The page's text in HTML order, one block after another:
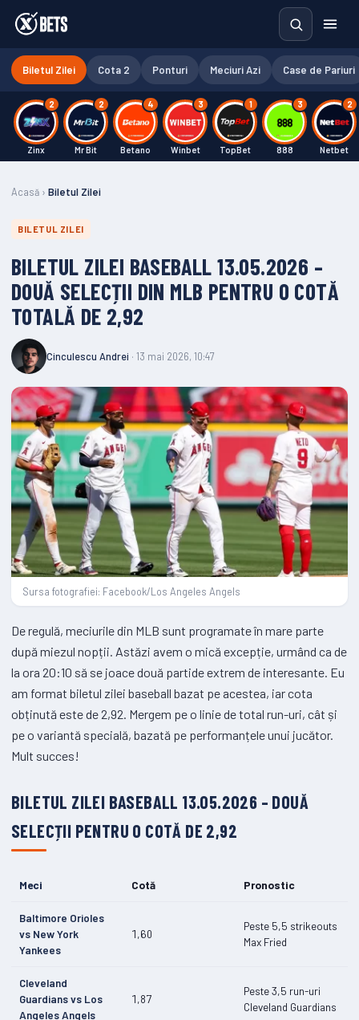
Biletul Zilei Cota 2 Ponturi Meciuri Azi Case de Pariuri
2
Zinx
2
Mr Bit
4
Betano
3
Winbet
1
TopBet
3
888
2
Netbet
Acasă › Biletul Zilei
BILETUL ZILEI
BILETUL ZILEI BASEBALL 13.05.2026 –
DOUĂ SELECȚII DIN MLB PENTRU O COTĂ
TOTALĂ DE 2,92
Cinculescu Andrei · 13 mai 2026, 10:47
Sursa fotografiei: Facebook/Los Angeles Angels
De regulă, meciurile din MLB sunt programate în mare parte
după miezul nopții. Astăzi avem o mică excepție, urmând ca de
la ora 20:10 să se joace două partide extrem de interesante. Eu
am format biletul zilei baseball bazat pe acestea, iar cota
obținută este de 2,92. Mergem pe o linie de total run-uri, cât și
pe o variantă specială, bazată pe performanțele unui jucător.
Mult succes!
BILETUL ZILEI BASEBALL 13.05.2026 – DOUĂ
SELECȚII PENTRU O COTĂ DE 2,92
Meci Cotă Pronostic
Baltimore Orioles
vs New York
Yankees
1,60
Peste 5,5 strikeouts
Max Fried
Cleveland
Guardians vs Los
Angeles Angels
1,87
Peste 3,5 run-uri
Cleveland Guardians